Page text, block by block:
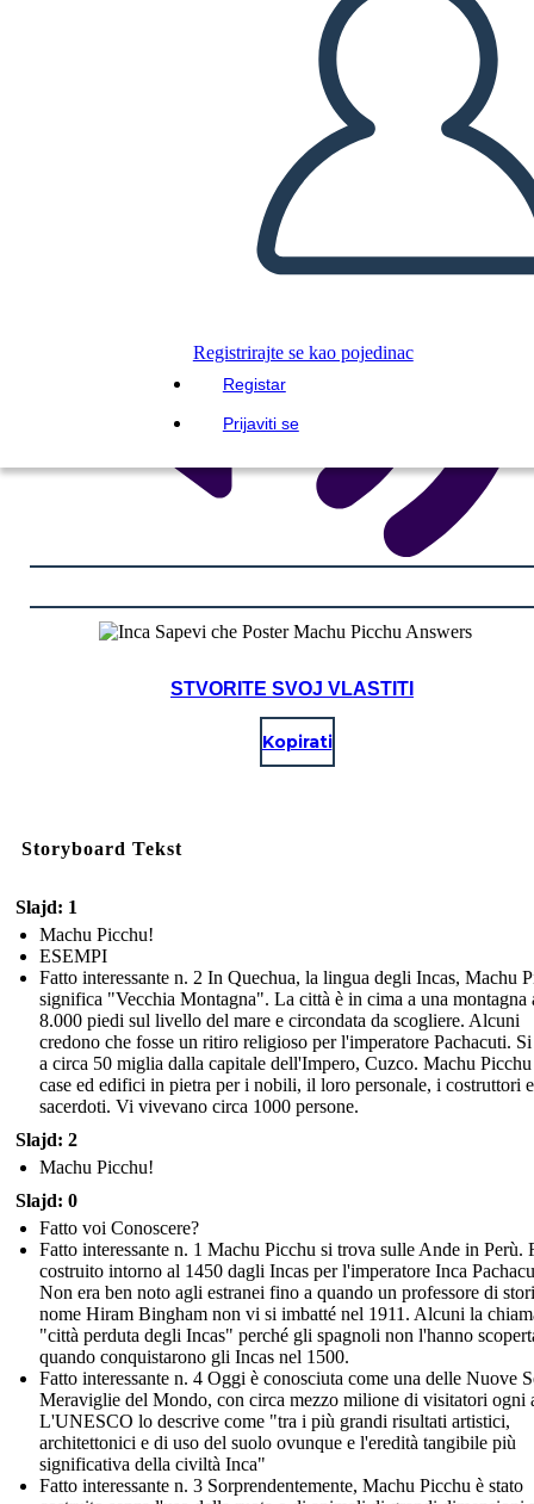
Registrirajte se kao pojedinac
Registar
Prijaviti se
REPRODUCIRAJ DIJAPROJEKCIJU
ČITAJ MI
STVORITE SVOJ VLASTITI
Kopirati
Storyboard Tekst
Slajd: 1
Machu Picchu!
ESEMPI
Fatto interessante n. 2 In Quechua, la lingua degli Incas, Machu
significa "Vecchia Montagna". La città è in cima a una montagna
8.000 piedi sul livello del mare e circondata da scogliere. Alcuni
credono che fosse un ritiro religioso per l'imperatore Pachacuti.
a circa 50 miglia dalla capitale dell'Impero, Cuzco. Machu
case ed edifici in pietra per i nobili, il loro personale, i costruttori
sacerdoti. Vi vivevano circa 1000 persone.
Slajd: 2
Machu Picchu!
Slajd: 0
Fatto voi Conoscere?
Fatto interessante n. 1 Machu Picchu si trova sulle Ande in Perù.
costruito intorno al 1450 dagli Incas per l'imperatore Inca
Non era ben noto agli estranei fino a quando un professore di
nome Hiram Bingham non vi si imbatté nel 1911. Alcuni la
"città perduta degli Incas" perché gli spagnoli non l'hanno
quando conquistarono gli Incas nel 1500.
Fatto interessante n. 4 Oggi è conosciuta come una delle Nuove
Meraviglie del Mondo, con circa mezzo milione di visitatori ogni
L'UNESCO lo descrive come "tra i più grandi risultati artistici,
architettonici e di uso del suolo ovunque e l'eredità tangibile più
significativa della civiltà Inca"
Fatto interessante n. 3 Sorprendentemente, Machu Picchu è stato